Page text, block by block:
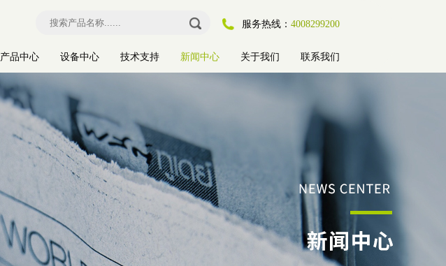
服务热线： 4008299200
产品中心 设备中心 技术支持 新闻中心 关于我们 联系我们